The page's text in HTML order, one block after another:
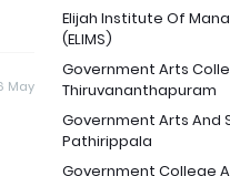
May
Elijah Institute Of
(ELIMS)
Government Arts
Thiruvananthapuram
Government Arts And
Pathirippala
Government College